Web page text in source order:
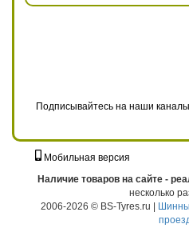
Подписывайтесь на наши
Мобильная версия
Наличие товаров на сайте -
несколько
2006-2026 © BS-Tyres.ru |